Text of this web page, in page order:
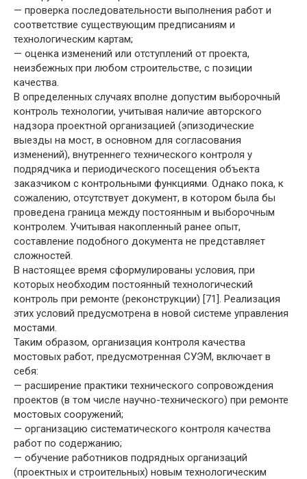
— проверка последовательности выполнения работ и
соответствие существующим предписаниям и
технологическим картам;
— оценка изменений или отступлений от проекта,
неизбежных при любом строительстве, с позиции
качества.
В определенных случаях вполне допустим выборочный
контроль технологии, учитывая наличие авторского
надзора проектной организацией (эпизодические
выезды на мост, в основном для согласования
изменений), внутреннего технического контроля у
подрядчика и периодического посещения объекта
заказчиком с контрольными функциями. Однако пока, к
сожалению, отсутствует документ, в котором была бы
проведена граница между постоянным и выборочным
контролем. Учитывая накопленный ранее опыт,
составление подобного документа не представляет
сложностей.
В настоящее время сформулированы условия, при
которых необходим постоянный технологический
контроль при ремонте (реконструкции) [71]. Реализация
этих условий предусмотрена в новой системе управления
мостами.
Таким образом, организация контроля качества
мостовых работ, предусмотренная СУЭМ, включает в
себя:
— расширение практики технического сопровождения
проектов (в том числе научно-технического) при ремонте
мостовых сооружений;
— организацию систематического контроля качества
работ по содержанию;
— обучение работников подрядных организаций
(проектных и строительных) новым технологическим